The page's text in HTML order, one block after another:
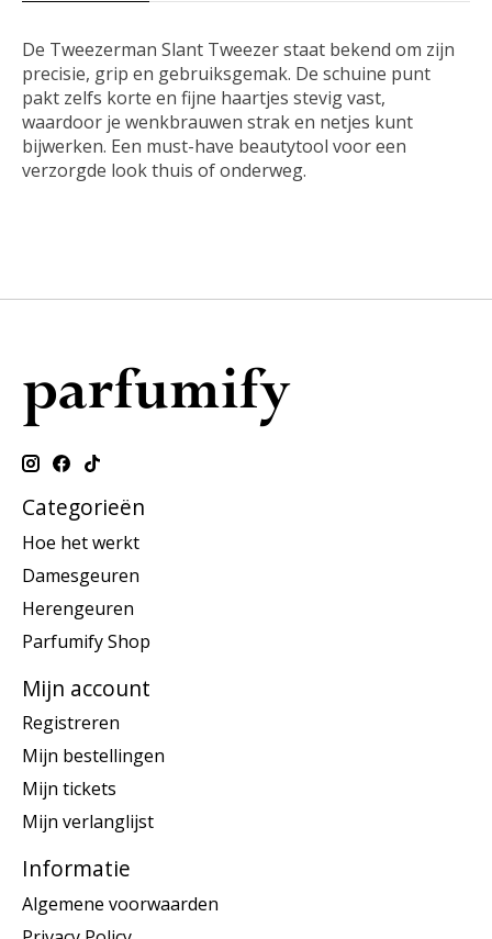
De Tweezerman Slant Tweezer staat bekend om zijn
precisie, grip en gebruiksgemak. De schuine punt
pakt zelfs korte en fijne haartjes stevig vast,
waardoor je wenkbrauwen strak en netjes kunt
bijwerken. Een must-have beautytool voor een
verzorgde look thuis of onderweg.
Categorieën
Hoe het werkt
Damesgeuren
Herengeuren
Parfumify Shop
Mijn account
Registreren
Mijn bestellingen
Mijn tickets
Mijn verlanglijst
Informatie
Algemene voorwaarden